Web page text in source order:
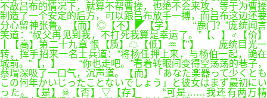
不敌吕布的情况下，就算不帮曹操，也绝不会来攻，等于为曹操
制造了一个安定的后方，可以跟吕布放手一搏，而吕布这边还要
分心留神张鲁。【而】◎【不】◤【学】 “鹿门？”庞统闻言
笑道：“叔父再见到我，不打死我算是幸运了。”【、】♂【价】
┃【高】第二十九章 恨【质】☁【低】♒【”】 庞统目光一
转，挥手招来一名士兵道：“将杨任押上来，与杨伯一起，跪在
城前。”【，】 “你也走吧。”看着转眼间变得空荡荡的巷子，
蔡瑁深吸了一口气，沉声道。【而】「あなた楽器って少くとも
この何年かいじったことないでしょう」と彼女はまず最初にい
った。【是】☠【否】▽【存】 “可是……我还有两万精